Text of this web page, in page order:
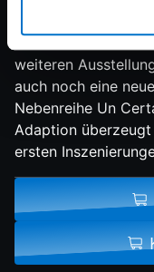
Nach mehreren
Great and
weiteren
auch noch eine
Nebenreihe Un
Adaption
ersten